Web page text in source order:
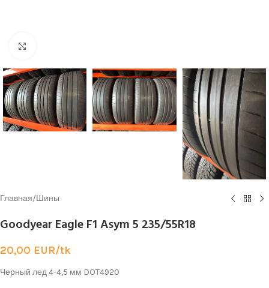
Главная/Шины
Goodyear Eagle F1 Asym 5 235/55R18
20,00 EUR/tk
Черный лед 4-4,5 мм DOT4920